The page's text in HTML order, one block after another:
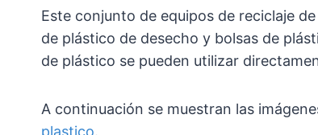
Este conjunto de equipos de reciclaje
de plástico de desecho y bolsas de
de plástico se pueden utilizar
A continuación se muestran las
plastico.